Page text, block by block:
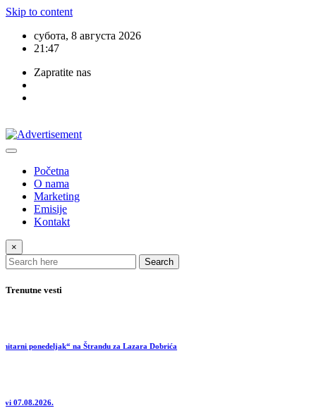
Skip to content
субота, 8 августа 2026
21:47
Zapratite nas
Početna
O nama
Marketing
Emisije
Kontakt
×
Search
Trenutne vesti
ponedeljak“ na Štrandu za Lazara Dobrića